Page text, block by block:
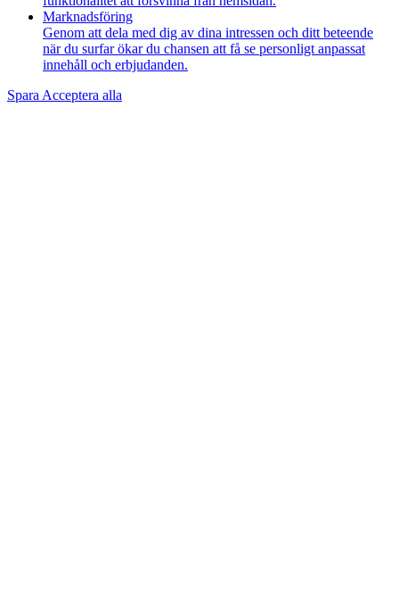
Marknadsföring
Genom att dela med dig av dina intressen och ditt beteende
när du surfar ökar du chansen att få se personligt anpassat
innehåll och erbjudanden.
Spara Acceptera alla